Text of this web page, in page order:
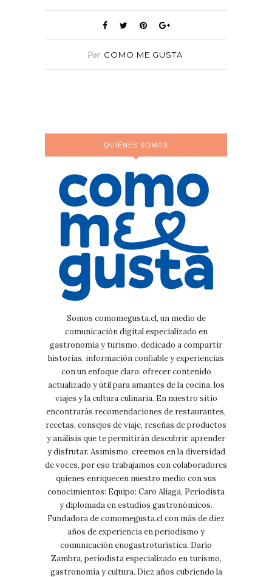
Por COMO ME GUSTA
QUIÉNES SOMOS
Somos comomegusta.cl, un medio de
comunicación digital especializado en
gastronomía y turismo, dedicado a compartir
historias, información confiable y experiencias
con un enfoque claro: ofrecer contenido
actualizado y útil para amantes de la cocina, los
viajes y la cultura culinaria. En nuestro sitio
encontrarás recomendaciones de restaurantes,
recetas, consejos de viaje, reseñas de productos
y análisis que te permitirán descubrir, aprender
y disfrutar. Asimismo, creemos en la diversidad
de voces, por eso trabajamos con colaboradores
quienes enriquecen nuestro medio con sus
conocimientos: Equipo: Caro Aliaga, Periodista
y diplomada en estudios gastronómicos.
Fundadora de comomegusta.cl con más de diez
años de experiencia en periodismo y
comunicación enogastroturística. Darío
Zambra, periodista especializado en turismo,
gastronomía y cultura. Diez años cubriendo la